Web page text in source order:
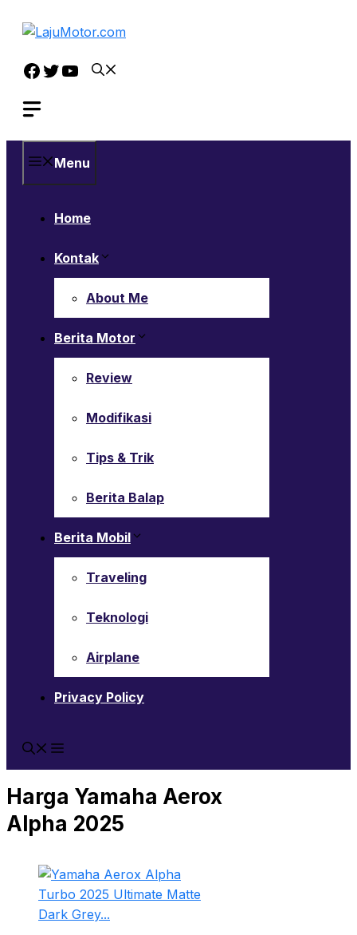
Facebook
Twitter
YouTube
Menu
Home
Kontak
About Me
Berita Motor
Review
Modifikasi
Tips & Trik
Berita Balap
Berita Mobil
Traveling
Teknologi
Airplane
Privacy Policy
Harga Yamaha Aerox
Alpha 2025